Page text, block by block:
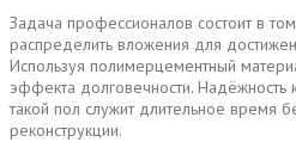
Задача профессионалов состоит в
распределить вложения для
Используя полимерцементный
эффекта долговечности. Надёжность
такой пол служит длительное время
реконструкции.